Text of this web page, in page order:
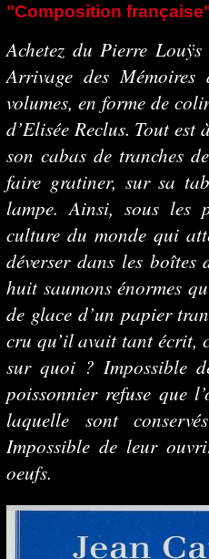
"Composition
Achetez du Pierre
Arrivage des
volumes, en forme de
d’Elisée Reclus. Tout
son cabas de tranches
faire gratiner, sur sa
lampe. Ainsi, sous les
culture du monde qui
déverser dans les boîtes
huit saumons énormes
de glace d’un papier
cru qu’il avait tant écrit,
sur quoi ? Impossible
poissonnier refuse que
laquelle sont
Impossible de leur
oeufs.